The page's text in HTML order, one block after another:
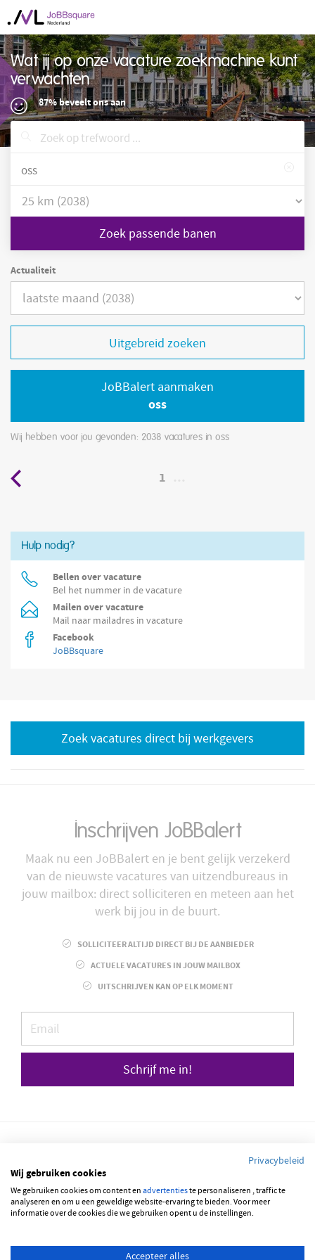
Wat jij op onze vacature zoekmachine kunt
verwachten
87% beveelt ons aan
Zoek passende banen
Actualiteit
Uitgebreid zoeken
JoBBalert aanmaken
oss
Wij hebben voor jou gevonden: 2038 vacatures in oss
1
Hulp nodig?
Bellen over vacature
Bel het nummer in de vacature
Mailen over vacature
Mail naar mailadres in vacature
Facebook
JoBBsquare
Zoek vacatures direct bij werkgevers
Inschrijven JoBBalert
Maak nu een JoBBalert en je bent gelijk verzekerd
van de nieuwste vacatures van uitzendbureaus in
jouw mailbox: direct solliciteren en meteen aan het
werk bij jou in de buurt.
SOLLICITEER ALTIJD DIRECT BIJ DE AANBIEDER
ACTUELE VACATURES IN JOUW MAILBOX
UITSCHRIJVEN KAN OP ELK MOMENT
Schrijf me in!
© 2026 JOBBSQUARE
NEDERLANDS ENGLISH
Privacybeleid
Wij gebruiken cookies
We gebruiken cookies om content en advertentieste personaliseren , traffic te
analyseren en om u een geweldige website-ervaring te bieden. Voor meer
informatie over de cookies die we gebruiken opent u de instellingen.
Accepteer alles